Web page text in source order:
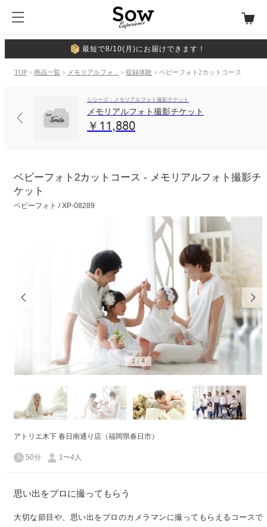
最短で8/10(月)にお届けできます！
TOP > 商品一覧 > メモリアルフォ... > 収録体験 > ベビーフォト2カットコース
シリーズ：メモリアルフォト撮影チケット
メモリアルフォト撮影チケット
￥11,880
ベビーフォト2カットコース - メモリアルフォト撮影チ
ケット
ベビーフォト / XP-08289
2 / 4
アトリエ木下 春日南通り店（福岡県春日市）
50分 1〜4人
思い出をプロに撮ってもらう
大切な節目や、思い出をプロのカメラマンに撮ってもらえるコースで